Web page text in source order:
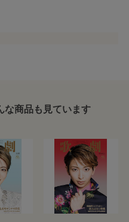
な商品も見ています